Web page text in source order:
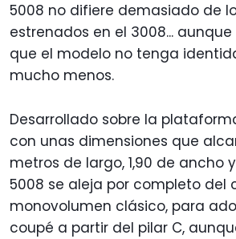
5008 no difiere demasiado de
estrenados en el 3008...
que el modelo no tenga
mucho menos.
Desarrollado sobre la
con unas dimensiones que
metros de largo, 1,90 de ancho
5008 se aleja por completo del
monovolumen clásico, para
coupé a partir del pilar C,